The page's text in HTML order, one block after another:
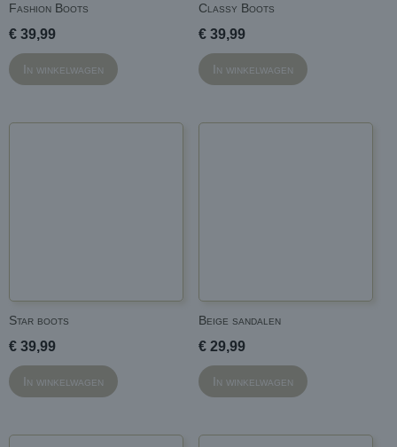
Fashion Boots
€ 39,99
In winkelwagen
Classy Boots
€ 39,99
In winkelwagen
Star boots
€ 39,99
In winkelwagen
Beige sandalen
€ 29,99
In winkelwagen